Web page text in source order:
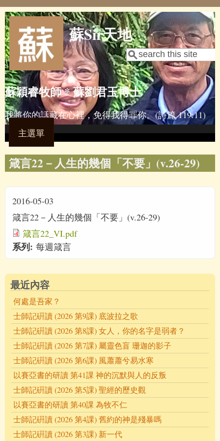
Skip to main content
蘇Sir天地
Search form
Search
蘇穎睿牧師 * 蘇劉君玉博士
我將你的話藏在心裡，免得我得罪你。(詩篇 119:11)
主選單
箴言22－人生的幾個「不要」(v.26-29)
2016-05-03
箴言22－人生的幾個「不要」(v.26-29)
箴言22_VI.pdf
系列: 每週箴言
最近內容
何處是吾家？
士師記硏讀 (2026 第9課) 底波拉之歌
士師記硏讀 (2026 第8課) 女人，你的名字是弱者？
士師記硏讀 (2026 第7課) 屬靈色盲 珊迦的影子
士師記硏讀 (2026 第6課) 風蕭蕭兮易水寒
以賽亞書的研讀 第41課 神的沉默與人的反叛
士師記硏讀 (2026 第5課) 聖經的歷史觀
以賽亞書的研讀 第40課 為牧不仁
士師記硏讀 (2026 第4課) 舊約的神是殘暴嗎
士師記硏讀 (2026 第3課) 新一代